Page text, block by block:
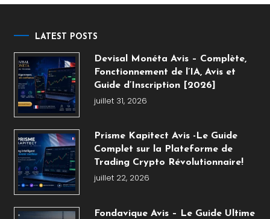
LATEST POSTS
Devisal Monéta Avis – Complète,
Fonctionnement de l’IA, Avis et
Guide d’Inscription [2026]
juillet 31, 2026
Prisme Kapitect Avis -Le Guide
Complet sur la Plateforme de
Trading Crypto Révolutionnaire!
juillet 22, 2026
Fondavique Avis – Le Guide Ultime